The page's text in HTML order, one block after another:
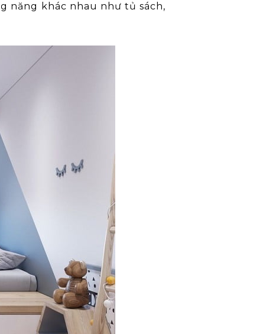
năng khác nhau như tủ sách,